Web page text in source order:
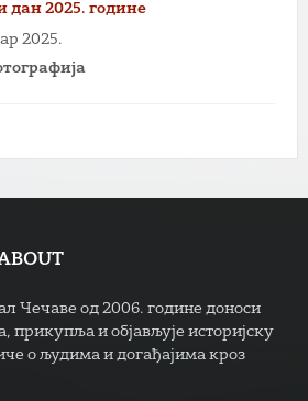
дан 2025. године
2025.
Чечаве од 2006. године доноси
прикупља и објављује историјску
о људима и догађајима кроз